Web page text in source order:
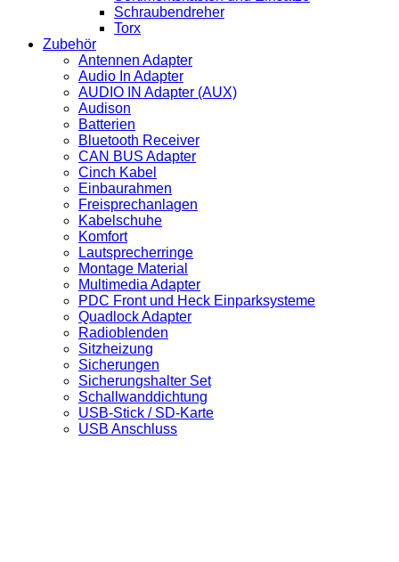
Schraubendreher
Torx
Zubehör
Antennen Adapter
Audio In Adapter
AUDIO IN Adapter (AUX)
Audison
Batterien
Bluetooth Receiver
CAN BUS Adapter
Cinch Kabel
Einbaurahmen
Freisprechanlagen
Kabelschuhe
Komfort
Lautsprecherringe
Montage Material
Multimedia Adapter
PDC Front und Heck Einparksysteme
Quadlock Adapter
Radioblenden
Sitzheizung
Sicherungen
Sicherungshalter Set
Schallwanddichtung
USB-Stick / SD-Karte
USB Anschluss